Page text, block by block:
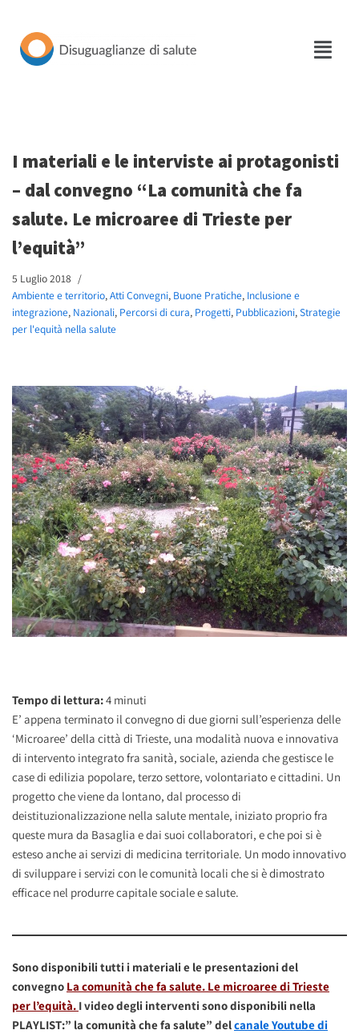
Vai
I materiali e le interviste ai protagonisti
– dal convegno “La comunità che fa
salute. Le microaree di Trieste per
l’equità”
5 Luglio 2018
Ambiente e territorio, Atti Convegni, Buone Pratiche, Inclusione e
integrazione, Nazionali, Percorsi di cura, Progetti, Pubblicazioni, Strategie
per l'equità nella salute
Tempo di lettura:4 minuti
E’ appena terminato il convegno di due giorni sull’esperienza delle
‘Microaree’ della città di Trieste, una modalità nuova e innovativa
di intervento integrato fra sanità, sociale, azienda che gestisce le
case di edilizia popolare, terzo settore, volontariato e cittadini. Un
progetto che viene da lontano, dal processo di
deistituzionalizzazione nella salute mentale, iniziato proprio fra
queste mura da Basaglia e dai suoi collaboratori, e che poi si è
esteso anche ai servizi di medicina territoriale. Un modo innovativo
di sviluppare i servizi con le comunità locali che si è dimostrato
efficace nel produrre capitale sociale e salute.
Sono disponibili tutti i materiali e le presentazioni del
convegno La comunità che fa salute. Le microaree di Trieste
per l’equità. I video degli interventi sono disponibili nella
PLAYLIST:” la comunità che fa salute” delcanale Youtube di